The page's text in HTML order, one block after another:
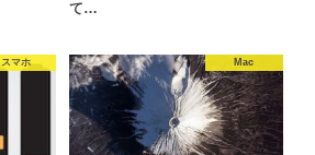
て…
スマホ Mac